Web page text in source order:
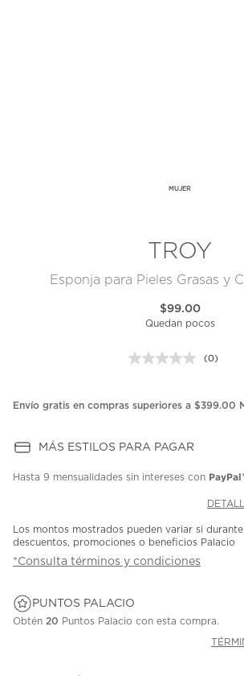
MUJER
TROY
Esponja para Pieles Grasas y
$99.00
Quedan pocos
Sin
en
(0)
Envío gratis en compras superiores a $399.00
MÁS ESTILOS PARA PAGAR
Hasta 9 mensualidades sin intereses con PayPal*
Los montos mostrados pueden variar si
descuentos, promociones o beneficios Palacio
*Consulta términos y condiciones
PUNTOS PALACIO
Obtén 20 Puntos Palacio con esta compra.